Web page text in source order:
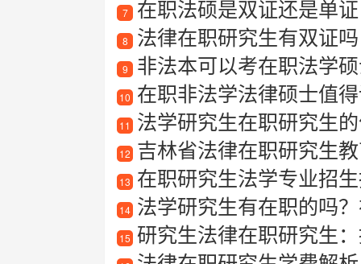
7 在职法硕是双证还是单证
8 法律在职研究生有双证吗
9 非法本可以考在职法学
10 在职非法学法律硕士值
11 法学研究生在职研究生
12 吉林省法律在职研究生
13 在职研究生法学专业招生指
14 法学研究生有在职的吗
15 研究生法律在职研究生